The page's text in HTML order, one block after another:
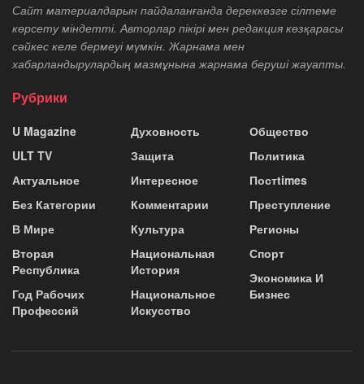
Сайт материалдарын пайдаланғанда дереккөзге сілтеме
көрсету міндетті. Авторлар пікірі мен редакция көзқарасы
сәйкес келе бермеуі мүмкін. Жарнама мен
хабарландырулардың мазмұнына жарнама беруші жауапты.
Рубрики
U Magazine
ULT TV
Актуальное
Без Категории
В Мире
Вторая
Республика
Год Рабочих
Профессий
Духовность
Защита
Интересное
Комментарии
Культура
Национальная
История
Национальное
Искусство
Общество
Политика
Постtimes
Преступление
Регионы
Спорт
Экономика И
Бизнес